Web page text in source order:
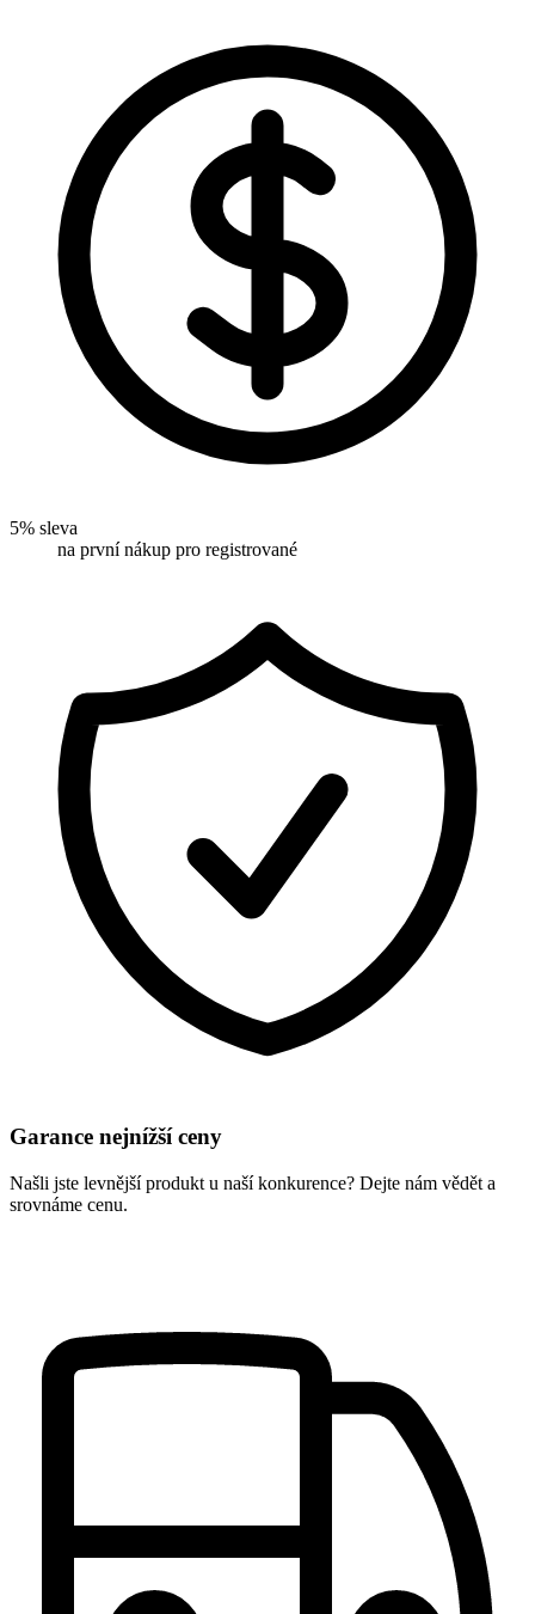
5% sleva
na první nákup pro registrované
Garance nejnížší ceny
Našli jste levnější produkt u naší konkurence? Dejte nám vědět a
srovnáme cenu.